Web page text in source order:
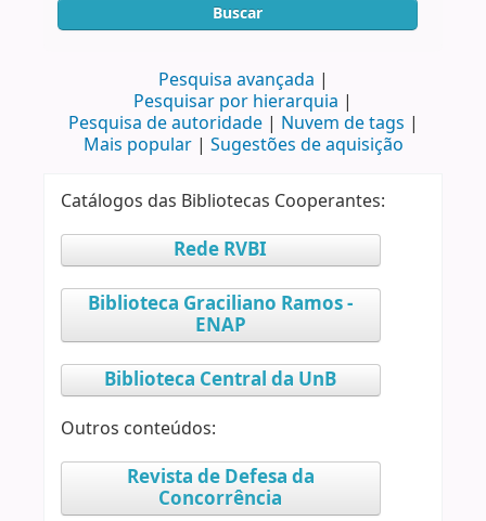
Buscar
Pesquisa avançada
Pesquisar por hierarquia
Pesquisa de autoridade
Nuvem de tags
Mais popular
Sugestões de aquisição
Catálogos das Bibliotecas Cooperantes:
Rede RVBI
Biblioteca Graciliano Ramos -
ENAP
Biblioteca Central da UnB
Outros conteúdos:
Revista de Defesa da
Concorrência